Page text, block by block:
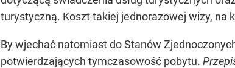
turystyczną. Koszt takiej jednorazowej wizy, na
By wjechać natomiast do Stanów
potwierdzających tymczasowość pobytu.